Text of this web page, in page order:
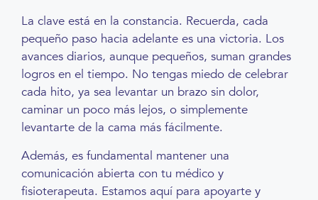
La clave está en la constancia. Recuerda, cada
pequeño paso hacia adelante es una victoria. Los
avances diarios, aunque pequeños, suman grandes
logros en el tiempo. No tengas miedo de celebrar
cada hito, ya sea levantar un brazo sin dolor,
caminar un poco más lejos, o simplemente
levantarte de la cama más fácilmente.
Además, es fundamental mantener una
comunicación abierta con tu médico y
fisioterapeuta. Estamos aquí para apoyarte y